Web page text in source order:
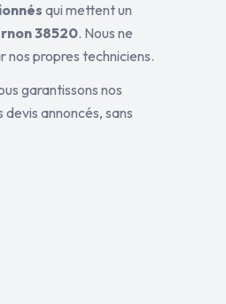
qui mettent un
38520. Nous ne
nos propres techniciens.
garantissons nos
annoncés, sans